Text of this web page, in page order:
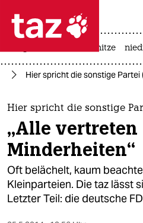
 taz zahl
taz zahl ich
themen
politik
öko
gesellschaft
hitze
Hier spricht die sonstige Partei
Hier spricht die sonstige
„Alle vertreten
Minderheiten“
Oft belächelt, kaum
Kleinparteien. Die taz lässt
Letzter Teil: die deutsche